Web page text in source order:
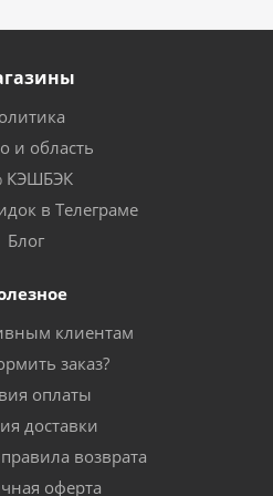
и область
КЭШБЭК
в Телеграме
Блог
клиентам
заказ?
оплаты
доставки
возврата
оферта